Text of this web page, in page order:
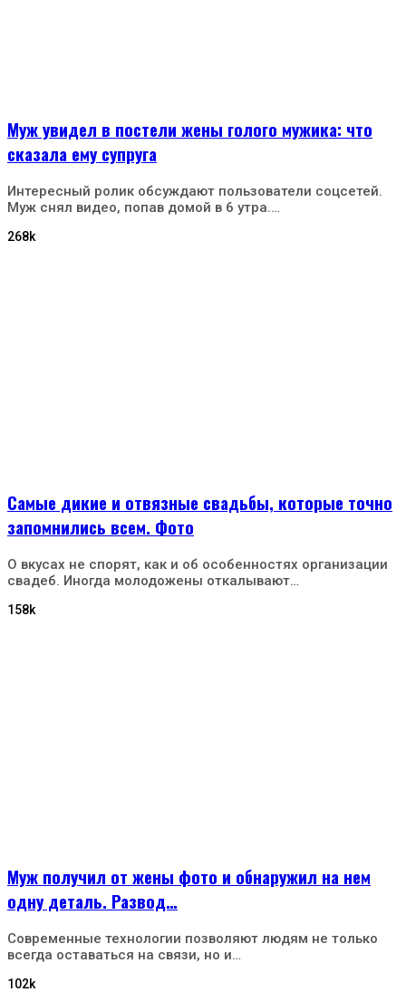
Муж увидел в постели жены голого мужика: что
сказала ему супруга
Интересный ролик обсуждают пользователи соцсетей.
Муж снял видео, попав домой в 6 утра.…
268k
Самые дикие и отвязные свадьбы, которые точно
запомнились всем. Фото
О вкусах не спорят, как и об особенностях организации
свадеб. Иногда молодожены откалывают…
158k
Муж получил от жены фото и обнаружил на нем
одну деталь. Развод…
Современные технологии позволяют людям не только
всегда оставаться на связи, но и…
102k